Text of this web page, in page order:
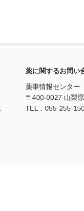
薬に関するお問い
薬事情報センター
〒400-0027 山梨
TEL．055-255-